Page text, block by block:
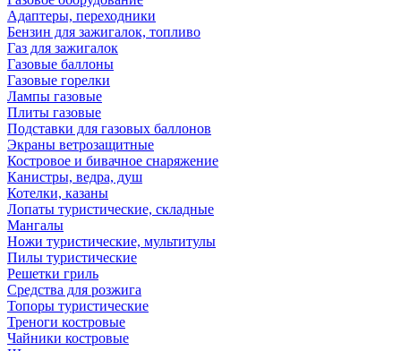
Адаптеры, переходники
Бензин для зажигалок, топливо
Газ для зажигалок
Газовые баллоны
Газовые горелки
Лампы газовые
Плиты газовые
Подставки для газовых баллонов
Экраны ветрозащитные
Костровое и бивачное снаряжение
Канистры, ведра, душ
Котелки, казаны
Лопаты туристические, складные
Мангалы
Ножи туристические, мультитулы
Пилы туристические
Решетки гриль
Средства для розжига
Топоры туристические
Треноги костровые
Чайники костровые